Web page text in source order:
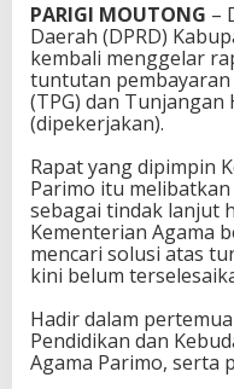
u
t
a
n
T
d
a
n
T
H
R
u
r
u
PARIGI MOUTONG –
Daerah (DPRD)
kembali menggelar
tuntutan
(TPG) dan Tunjangan
(dipekerjakan).
Rapat yang dipimpin
Parimo itu
sebagai tindak lanjut
Kementerian Agama
mencari solusi atas
kini belum
Hadir dalam
Pendidikan dan
Agama Parimo, serta